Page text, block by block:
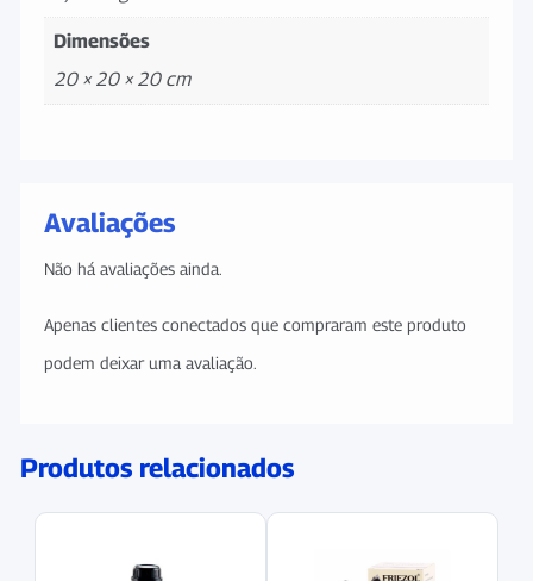
Dimensões
20 × 20 × 20 cm
Avaliações
Não há avaliações ainda.
Apenas clientes conectados que compraram este produto
podem deixar uma avaliação.
Produtos relacionados